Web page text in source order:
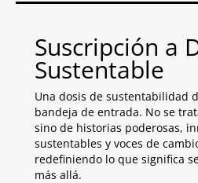
Suscripción a
Sustentable
Una dosis de sustentabilidad
bandeja de entrada. No se
sino de historias poderosas,
sustentables y voces de
redefiniendo lo que significa
más allá.